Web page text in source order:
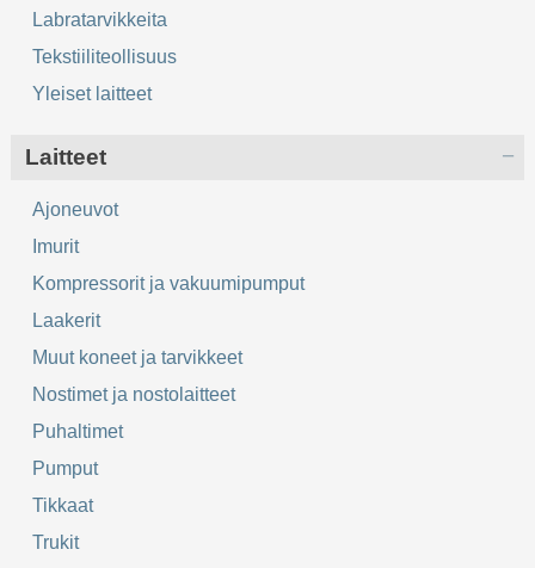
Labratarvikkeita
Tekstiiliteollisuus
Yleiset laitteet
Laitteet
Ajoneuvot
Imurit
Kompressorit ja vakuumipumput
Laakerit
Muut koneet ja tarvikkeet
Nostimet ja nostolaitteet
Puhaltimet
Pumput
Tikkaat
Trukit